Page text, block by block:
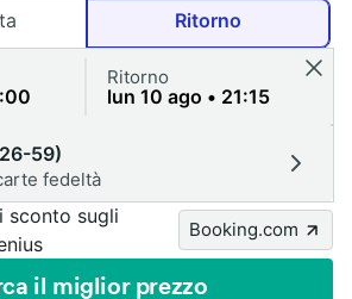
Ritorno
Ritorno
59)
fedeltà
sconto sugli
Booking.com
il miglior prezzo